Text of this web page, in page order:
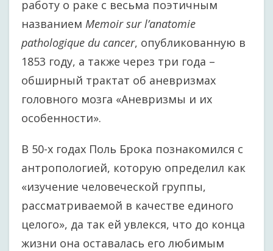
работу о раке с весьма поэтичным
названием Memoir sur l’anatomie
pathologique du cancer, опубликованную в
1853 году, а также через три года –
обширный трактат об аневризмах
головного мозга «Аневризмы и их
особенности».
В 50-х годах Поль Брока познакомился с
антропологией, которую определил как
«изучение человеческой группы,
рассматриваемой в качестве единого
целого», да так ей увлекся, что до конца
жизни она оставалась его любимым